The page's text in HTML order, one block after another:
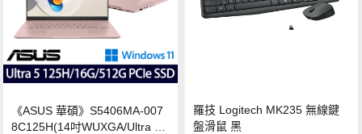
《ASUS 華碩》S5406MA-007
8C125H(14吋WUXGA/Ultra 5
羅技 Logitech MK235 無線鍵
盤滑鼠 黑